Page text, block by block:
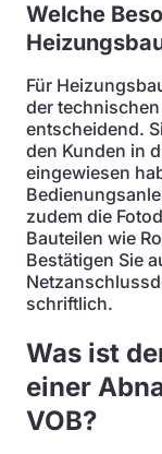
Welche
Für
der
entscheidend.
den Kunden in
eingewiesen
zudem die
Bauteilen wie
Bestätigen Sie
schriftlich.
Was ist
einer
VOB?